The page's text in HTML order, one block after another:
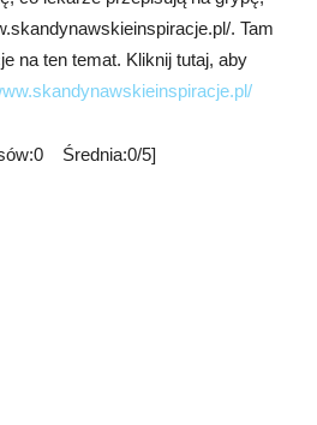
. Tam
na ten temat. Kliknij tutaj, aby
Średnia:0/5]